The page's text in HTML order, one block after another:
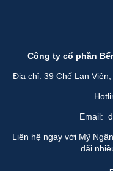
Công ty cổ phần
Địa chỉ: 39 Chế Lan
Email:
Liên hệ ngay với Mỹ
đãi